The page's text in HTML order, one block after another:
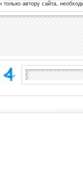
только автору сайта,